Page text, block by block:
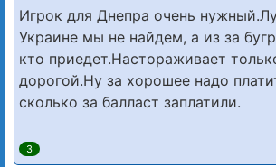
Игрок для Днепра очень
Украине мы не найдем, а из за
кто приедет.Настораживает
дорогой.Ну за хорошее надо
сколько за балласт заплатили.
3